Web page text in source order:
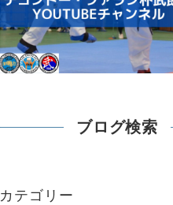
ブログ検索
カテゴリー